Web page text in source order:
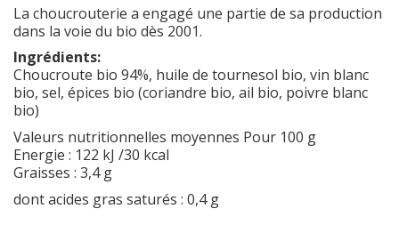
La choucrouterie a engagé une partie de sa production
dans la voie du bio dès 2001.
Ingrédients:
Choucroute bio 94%, huile de tournesol bio, vin blanc
bio, sel, épices bio (coriandre bio, ail bio, poivre blanc
bio)
Valeurs nutritionnelles moyennes Pour 100 g
Energie : 122 kJ /30 kcal
Graisses : 3,4 g
dont acides gras saturés : 0,4 g